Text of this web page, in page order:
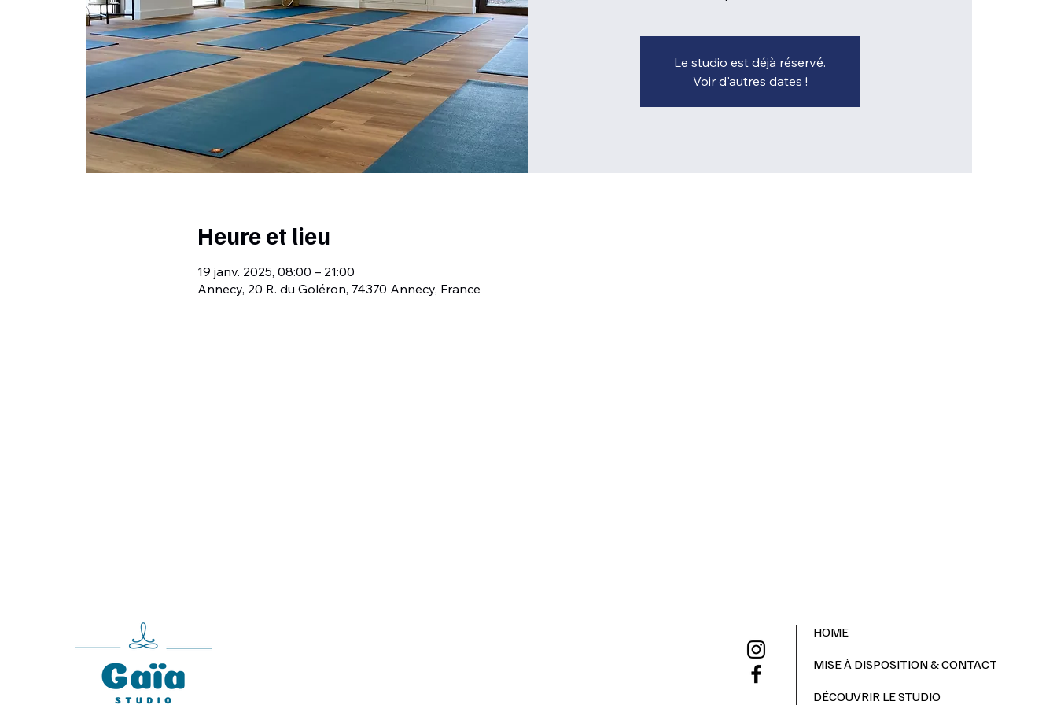
Le studio est déjà réservé.
Voir d'autres dates !
Heure et lieu
19 janv. 2025, 08:00 – 21:00
Annecy, 20 R. du Goléron, 74370 Annecy, France
HOME
MISE À DISPOSITION & CONTACT
DÉCOUVRIR LE STUDIO